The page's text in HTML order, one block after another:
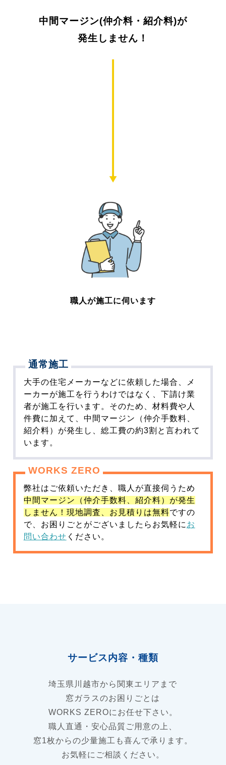
中間マージン(仲介料・紹介料)が
発生しません！
職人が施工に伺います
通常施工
大手の住宅メーカーなどに依頼した場合、メ
ーカーが施工を行うわけではなく、下請け業
者が施工を行います。そのため、材料費や人
件費に加えて、中間マージン（仲介手数料、
紹介料）が発生し、総工費の約3割と言われて
います。
WORKS ZERO
弊社はご依頼いただき、職人が直接伺うため
中間マージン（仲介手数料、紹介料）が発生
しません！現地調査、お見積りは無料ですの
で、お困りごとがございましたらお気軽に お
問い合わせ ください。
サービス内容・種類
埼玉県川越市から関東エリアまで
窓ガラスのお困りごとは
WORKS ZEROにお任せ下さい。
職人直通・安心品質ご用意の上、
窓1枚からの少量施工も喜んで承ります。
お気軽にご相談ください。